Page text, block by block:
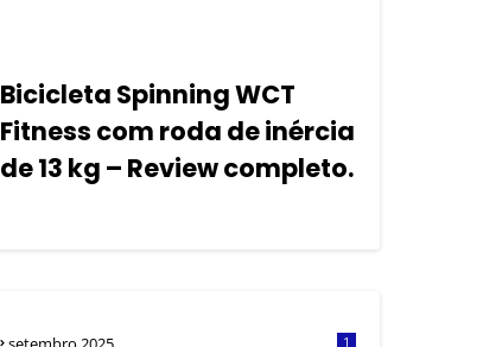
Bicicleta Spinning WCT
Fitness com roda de inércia
de 13 kg – Review completo.
1